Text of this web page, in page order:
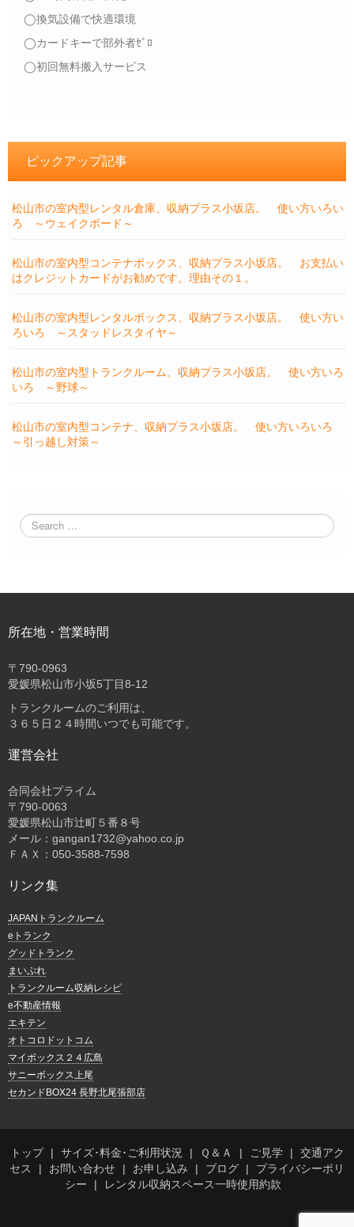
◯換気設備で快適環境
◯カードキーで部外者ｾﾞﾛ
◯初回無料搬入サービス
ピックアップ記事
松山市の室内型レンタル倉庫、収納プラス小坂店。 使い方いろい
ろ ～ウェイクボード～
松山市の室内型コンテナボックス、収納プラス小坂店。 お支払い
はクレジットカードがお勧めです。理由その１。
松山市の室内型レンタルボックス、収納プラス小坂店。 使い方い
ろいろ ～スタッドレスタイヤ～
松山市の室内型トランクルーム、収納プラス小坂店。 使い方いろ
いろ ～野球～
松山市の室内型コンテナ、収納プラス小坂店。 使い方いろいろ
～引っ越し対策～
所在地・営業時間
〒 790-0963
愛媛県松山市小坂5丁目8-12
トランクルームのご利用は、
３６５日２４時間いつでも可能です。
運営会社
合同会社プライム
〒 790-0063
愛媛県松山市辻町５番８号
メール：gangan1732@yahoo.co.jp
ＦＡＸ：050-3588-7598
リンク集
JAPANトランクルーム
eトランク
グッドトランク
まいぷれ
トランクルーム収納レシピ
e不動産情報
エキテン
オトコロドットコム
マイボックス２４広島
サニーボックス上尾
セカンドBOX24 長野北尾張部店
トップ サイズ･料金･ご利用状況 Ｑ＆Ａ ご見学
交通アク
セス
お問い合わせ お申し込み ブログ
プライバシーポリ
シー
レンタル収納スペース一時使用約款